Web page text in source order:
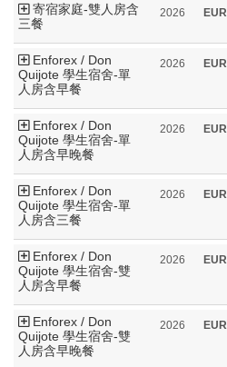
寄宿家庭-雙人房含
三餐
2026 EUR
Enforex / Don
Quijote 學生宿舍-單
人房含早餐
2026 EUR
Enforex / Don
Quijote 學生宿舍-單
人房含早晚餐
2026 EUR
Enforex / Don
Quijote 學生宿舍-單
人房含三餐
2026 EUR
Enforex / Don
Quijote 學生宿舍-雙
人房含早餐
2026 EUR
Enforex / Don
Quijote 學生宿舍-雙
人房含早晚餐
2026 EUR